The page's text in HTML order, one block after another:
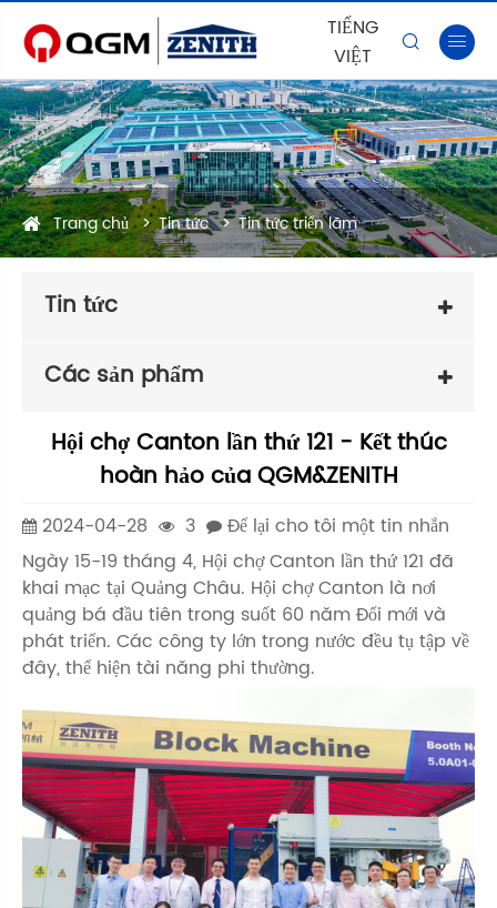
TIẾNG
VIỆT
 
Trang chủ Tin tức Tin tức triển lãm
Tin tức
Các sản phẩm
Hội chợ Canton lần thứ 121 - Kết thúc
hoàn hảo của QGM&ZENITH
2024-04-28 3
Để lại cho tôi một tin nhắn
Ngày 15-19 tháng 4, Hội chợ Canton lần thứ 121 đã
khai mạc tại Quảng Châu. Hội chợ Canton là nơi
quảng bá đầu tiên trong suốt 60 năm Đổi mới và
phát triển. Các công ty lớn trong nước đều tụ tập về
đây, thể hiện tài năng phi thường.